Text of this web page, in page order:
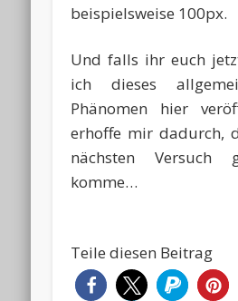
beispielsweise 100px.
Und falls ihr euch
ich dieses
Phänomen hier
erhoffe mir dadurch,
nächsten Versuch
komme…
Teile diesen Beitrag